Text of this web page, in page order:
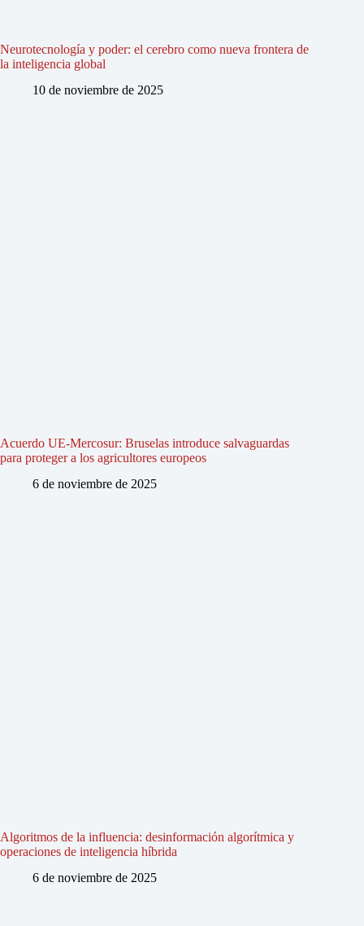
Neurotecnología y poder: el cerebro como nueva frontera de
la inteligencia global
10 de noviembre de 2025
Acuerdo UE-Mercosur: Bruselas introduce salvaguardas
para proteger a los agricultores europeos
6 de noviembre de 2025
Algoritmos de la influencia: desinformación algorítmica y
operaciones de inteligencia híbrida
6 de noviembre de 2025